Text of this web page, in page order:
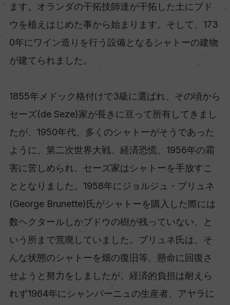
ます。オランダの干拓技師達が干拓した土にブド
ウを植えはじめた事から始まります。そして、173
0年にワイン造りを行う設備となるシャトーの建物
が建てられました。
1855年メドック格付けで3級に選ばれ、その頃から
セーズ(de Seze)家が長きに亘って所有してきまし
たが、1950年代、多くのシャトーがそうであった
ように、第二次世界大戦、経済恐慌、1956年の霜
害に苦しめられ、セーズ家はシャトーを手放すこ
ととなりました。1958年にジョルジュ・ブリュネ
(George Brunette)氏がシャトーを購入した際には
数ヘクタールしかブドウの樹が残っていない、と
いう所まで荒廃していました。ブリュネ氏は、そ
んな状態のシャトーを畑の復旧等、懸命に回復さ
せようと努力をしましたが、経済的負担は耐えら
れず1964年にシャンパーニュの生産者、アヤラに